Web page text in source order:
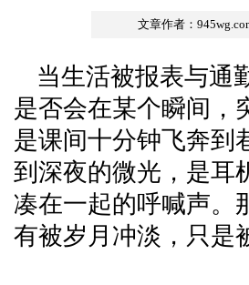
文章作者：
当生活被报表与通
是否会在某个瞬间，
是课间十分钟飞奔到
到深夜的微光，是耳
凑在一起的呼喊声。
有被岁月冲淡，只是